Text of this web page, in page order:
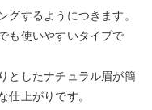
グするようにつきます。
も使いやすいタイプで
としたナチュラル眉が簡
仕上がりです。